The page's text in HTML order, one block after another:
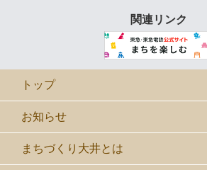
関連リンク
トップ
お知らせ
まちづくり大井とは